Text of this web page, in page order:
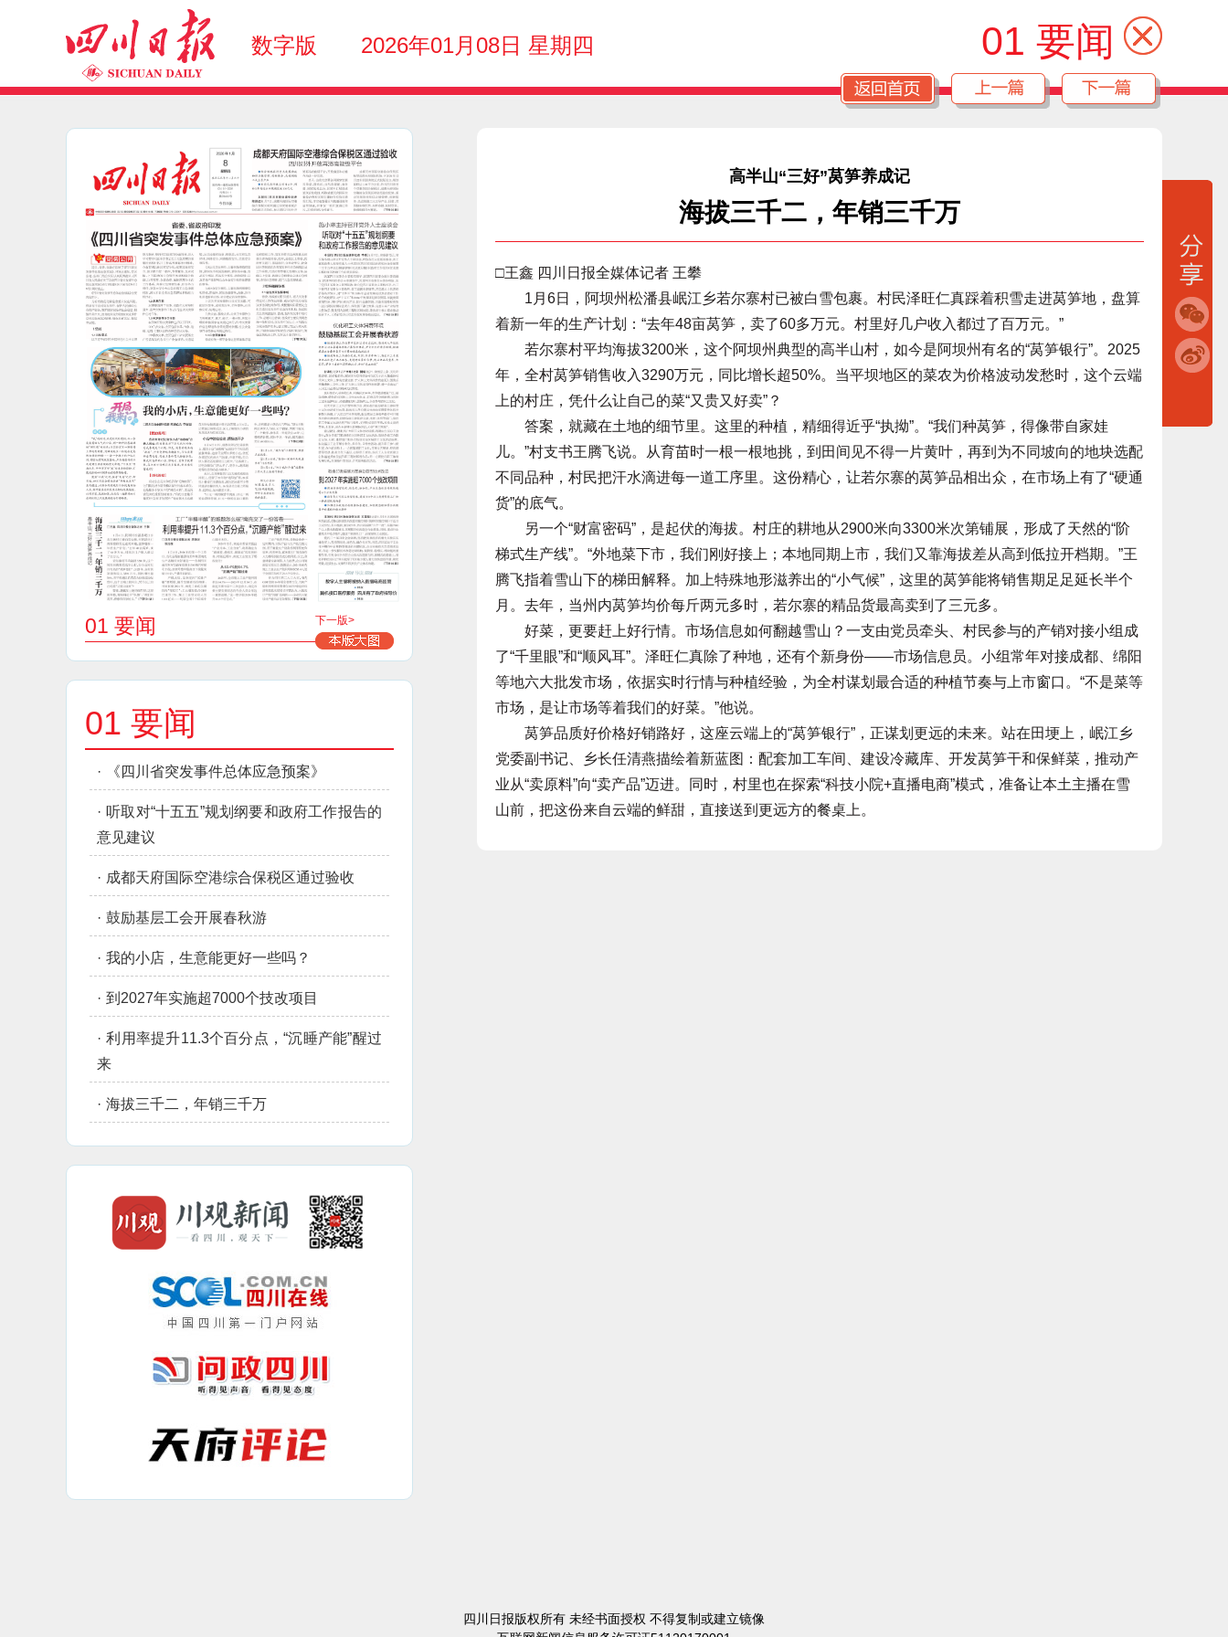
数字版 2026年01月08日 星期四 01 要闻
01 要闻 下一版>
01 要闻
· 《四川省突发事件总体应急预案》
· 听取对“十五五”规划纲要和政府工作报告的
意见建议
· 成都天府国际空港综合保税区通过验收
· 鼓励基层工会开展春秋游
· 我的小店，生意能更好一些吗？
· 到2027年实施超7000个技改项目
· 利用率提升11.3个百分点，“沉睡产能”醒过
来
· 海拔三千二，年销三千万
高半山“三好”莴笋养成记
海拔三千二，年销三千万
□王鑫 四川日报全媒体记者 王攀
1月6日，阿坝州松潘县岷江乡若尔寨村已被白雪包裹。村民泽旺仁真踩着积雪走进莴笋地，盘算
着新一年的生产计划：“去年48亩莴笋，卖了60多万元。村里好几户收入都过了百万元。”
若尔寨村平均海拔3200米，这个阿坝州典型的高半山村，如今是阿坝州有名的“莴笋银行”。2025
年，全村莴笋销售收入3290万元，同比增长超50%。当平坝地区的菜农为价格波动发愁时，这个云端
上的村庄，凭什么让自己的菜“又贵又好卖”？
答案，就藏在土地的细节里。这里的种植，精细得近乎“执拗”。“我们种莴笋，得像带自家娃
儿。”村支书王腾飞说。从育苗时一根一根地挑，到田间见不得一片黄叶，再到为不同坡向的地块选配
不同品种，村民把汗水滴进每一道工序里。这份精心，让若尔寨的莴笋品相出众，在市场上有了“硬通
货”的底气。
另一个“财富密码”，是起伏的海拔。村庄的耕地从2900米向3300米次第铺展，形成了天然的“阶
梯式生产线”。“外地菜下市，我们刚好接上；本地同期上市，我们又靠海拔差从高到低拉开档期。”王
腾飞指着雪山下的梯田解释。加上特殊地形滋养出的“小气候”，这里的莴笋能将销售期足足延长半个
月。去年，当州内莴笋均价每斤两元多时，若尔寨的精品货最高卖到了三元多。
好菜，更要赶上好行情。市场信息如何翻越雪山？一支由党员牵头、村民参与的产销对接小组成
了“千里眼”和“顺风耳”。泽旺仁真除了种地，还有个新身份——市场信息员。小组常年对接成都、绵阳
等地六大批发市场，依据实时行情与种植经验，为全村谋划最合适的种植节奏与上市窗口。“不是菜等
市场，是让市场等着我们的好菜。”他说。
莴笋品质好价格好销路好，这座云端上的“莴笋银行”，正谋划更远的未来。站在田埂上，岷江乡
党委副书记、乡长任清燕描绘着新蓝图：配套加工车间、建设冷藏库、开发莴笋干和保鲜菜，推动产
业从“卖原料”向“卖产品”迈进。同时，村里也在探索“科技小院+直播电商”模式，准备让本土主播在雪
山前，把这份来自云端的鲜甜，直接送到更远方的餐桌上。
四川日报版权所有 未经书面授权 不得复制或建立镜像